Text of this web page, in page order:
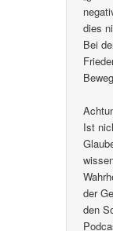
dies
Bei
Ist
der
den